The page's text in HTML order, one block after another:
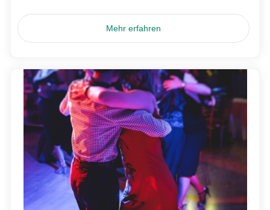
Mehr erfahren